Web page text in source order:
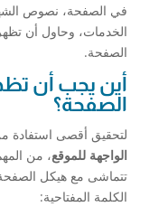
في الصفحة، نصوص
الصفحة.
أين يجب أن
الصفحة؟
لتحقيق أقصى استفادة
الواجهة للموقع، من
تتماشى مع هيكل
الكلمة المفتاحية: